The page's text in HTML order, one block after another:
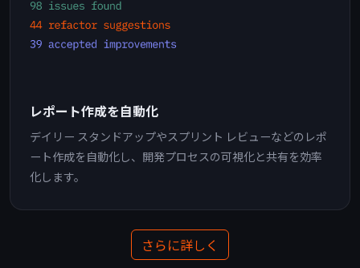
レポート作成を自動化
デイリー スタンドアップやスプリント レビューなどのレポ
ート作成を自動化し、開発プロセスの可視化と共有を効率
化します。
さらに詳しく